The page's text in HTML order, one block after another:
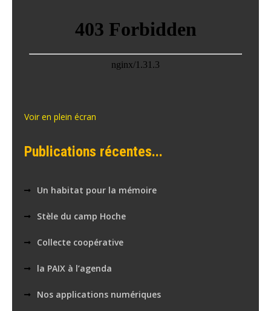
Voir en plein écran
Publications récentes...
Un habitat pour la mémoire
Stèle du camp Hoche
Collecte coopérative
la PAIX à l’agenda
Nos applications numériques